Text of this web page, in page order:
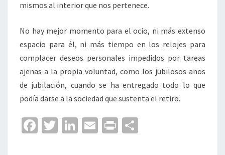
mismos al interior que nos pertenece.
No hay mejor momento para el ocio, ni más extenso
espacio para él, ni más tiempo en los relojes para
complacer deseos personales impedidos por tareas
ajenas a la propia voluntad, como los jubilosos años
de jubilación, cuando se ha entregado todo lo que
podía darse a la sociedad que sustenta el retiro.
Fa T
Li
E
Pr